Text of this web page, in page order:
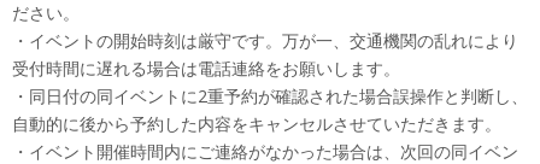
ださい。
・イベントの開始時刻は厳守です。万が一、交通機関の乱れにより
受付時間に遅れる場合は電話連絡をお願いします。
・同日付の同イベントに2重予約が確認された場合誤操作と判断し、
自動的に後から予約した内容をキャンセルさせていただきます。
・イベント開催時間内にご連絡がなかった場合は、次回の同イベン